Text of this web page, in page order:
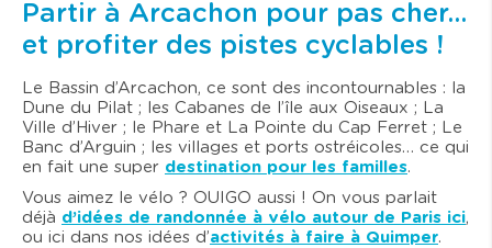
Partir à Arcachon pour pas cher…
et profiter des pistes cyclables !
Le Bassin d’Arcachon, ce sont des incontournables : la
Dune du Pilat ; les Cabanes de l’île aux Oiseaux ; La
Ville d’Hiver ; le Phare et La Pointe du Cap Ferret ; Le
Banc d’Arguin ; les villages et ports ostréicoles… ce qui
en fait une super destination pour les familles.
Vous aimez le vélo ? OUIGO aussi ! On vous parlait
déjà d’idées de randonnée à vélo autour de Paris ici,
ou ici dans nos idées d’activités à faire à Quimper.